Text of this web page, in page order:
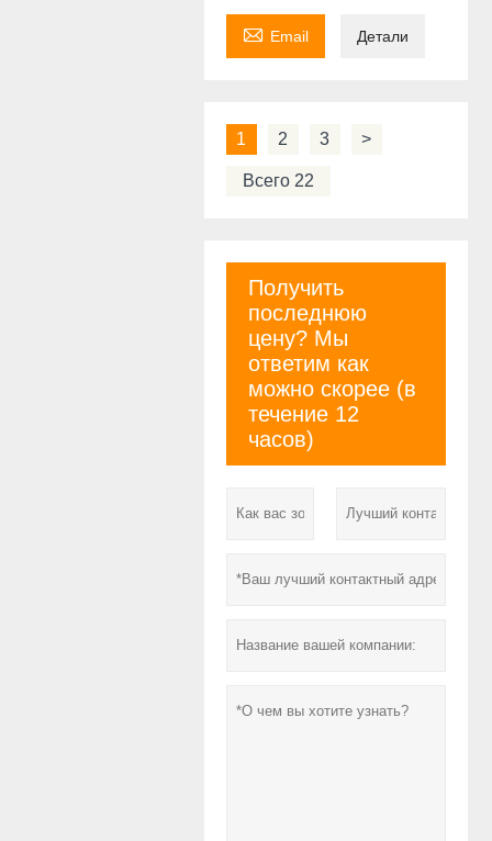
 Email Детали
1 2 3 >
Всего 22
Получить
последнюю
цену? Мы
ответим как
можно скорее (в
течение 12
часов)